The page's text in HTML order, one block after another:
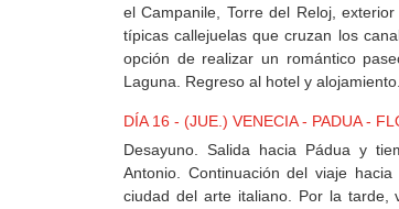
el Campanile, Torre del Reloj,
típicas callejuelas que cruzan los
opción de realizar un romántico
Laguna. Regreso al hotel y alojamiento.
DÍA 16 - (JUE.) VENECIA - PADUA -
Desayuno. Salida hacia Pádua y
Antonio. Continuación del viaje
ciudad del arte italiano. Por la tarde,